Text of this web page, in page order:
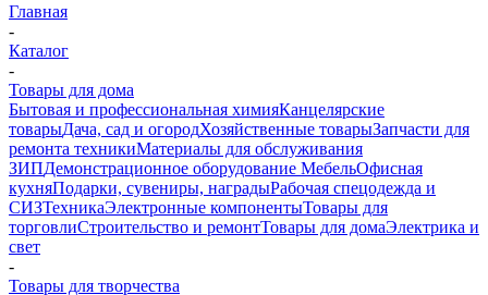
Главная
-
Каталог
-
Товары для дома
Бытовая и профессиональная химияКанцелярские
товарыДача, сад и огородХозяйственные товарыЗапчасти для
ремонта техникиМатериалы для обслуживания
ЗИПДемонстрационное оборудование МебельОфисная
кухняПодарки, сувениры, наградыРабочая спецодежда и
СИЗТехникаЭлектронные компонентыТовары для
торговлиСтроительство и ремонтТовары для домаЭлектрика и
свет
-
Товары для творчества